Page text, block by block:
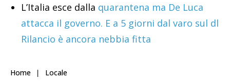
L’Italia esce dalla quarantena ma De Luca
attacca il governo. E a 5 giorni dal varo sul dl
Rilancio è ancora nebbia fitta
Home Locale